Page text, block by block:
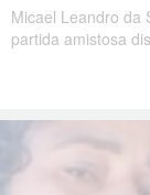
Micael Leandro da
partida amistosa